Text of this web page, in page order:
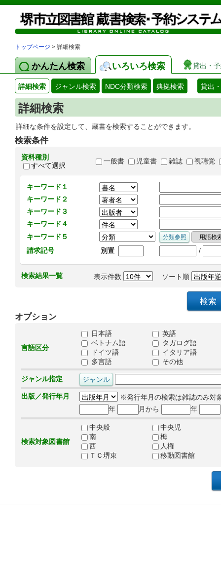
トップページ > 詳細検索
かんたん検索 いろいろ検索 貸出・
詳細検索 ジャンル検索 NDC分類検索 典拠検索 貸出
詳細検索
詳細な条件を設定して、蔵書を検索することができます。
検索条件
資料種別
すべて選択
一般書 児童書 雑誌 視聴覚
キーワード１
キーワード２
キーワード３
キーワード４
キーワード５
請求記号
別置 /
検索結果一覧 表示件数 ソート順
オプション
言語区分
日本語
英語
ベトナム語
タガログ語
ドイツ語
イタリア語
多言語
その他
ジャンル指定
出版／発行年月
※発行年月の検索は雑誌のみ対
年
月から 年
検索対象図書館
中央般
中央児
南
栂
西
人権
ＴＣ堺東
移動図書館